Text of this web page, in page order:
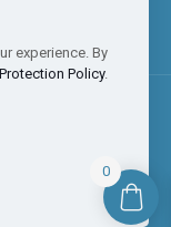
Reserved
experience. By
Policy.
0